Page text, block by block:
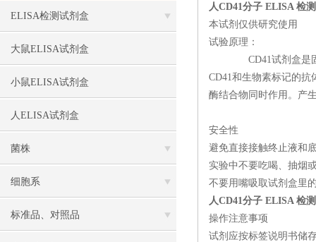
ELISA检测试剂盒
大鼠ELISA试剂盒
小鼠ELISA试剂盒
人ELISA试剂盒
菌株
细胞系
标准品、对照品
人CD41分子 ELISA 检
本试剂仅供研究使用
试验原理：
CD41试剂盒是固相
CD41和生物素标记的
酶结合物同时作用。产
安全性
避免直接接触终止液和
实验中不要吃喝、抽烟
不要用嘴吸取试剂盒里
人CD41分子 ELISA 检
操作注意事项
试剂应按标签说明书储